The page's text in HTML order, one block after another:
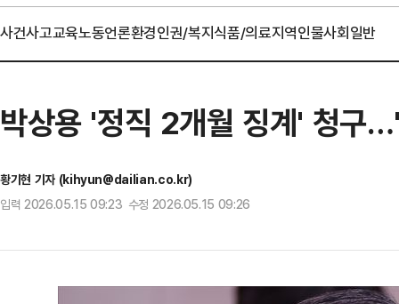
사건사고교육노동언론환경인권/복지식품/의료지역인물사회일반
박상용 '정직 2개월 징계' 청구
황기현 기자 (kihyun@dailian.co.kr)
입력 2026.05.15 09:23 수정 2026.05.15 09:26